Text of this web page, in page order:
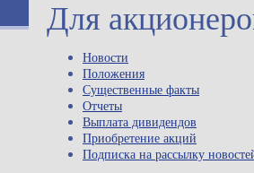
Для
Новости
Положения
Существенные факты
Отчеты
Выплата дивидендов
Приобретение акций
Подписка на рассылку